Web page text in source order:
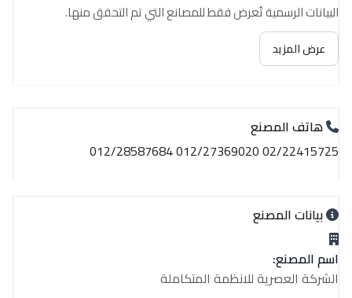
البيانات الرسمية تُعرض فقط للمصانع التي تم التحقق منها.
عرض المزيد
هاتف المصنع
02/22415725 012/27369020 012/28587684
بيانات المصنع
اسم المصنع:
الشركة العصرية للانظمة المتكاملة